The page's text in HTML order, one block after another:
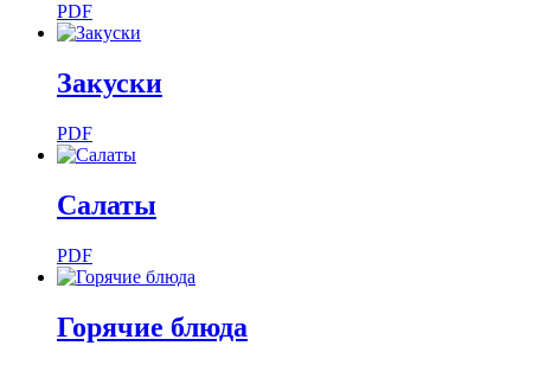
PDF
Закуски
PDF
Салаты
PDF
Горячие блюда